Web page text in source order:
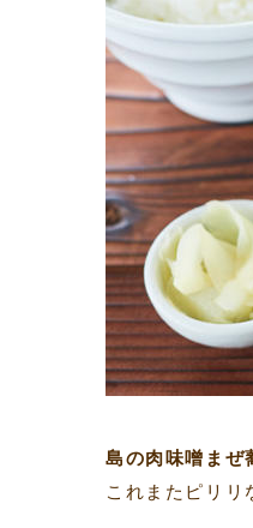
島の肉味噌ま
これまたピリリ